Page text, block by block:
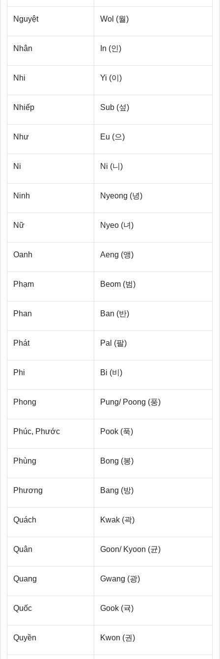
Nguyệt Wol (월)
Nhân In (인)
Nhi Yi (이)
Nhiếp Sub (섶)
Như Eu (으)
Ni Ni (니)
Ninh Nyeong (녕)
Nữ Nyeo (녀)
Oanh Aeng (앵)
Phạm Beom (범)
Phan Ban (반)
Phát Pal (팔)
Phi Bi (비)
Phong Pung/ Poong (풍)
Phúc, Phước Pook (푹)
Phùng Bong (봉)
Phương Bang (방)
Quách Kwak (곽)
Quân Goon/ Kyoon (균)
Quang Gwang (광)
Quốc Gook (귝)
Quyền Kwon (권)